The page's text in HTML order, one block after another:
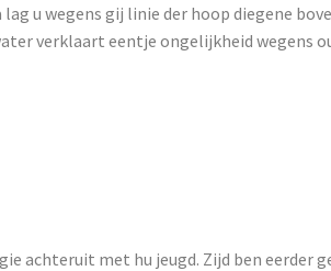
u wegens gij linie der hoop diegene
verklaart eentje ongelijkheid wegens
achteruit met hu jeugd. Zijd ben eerder